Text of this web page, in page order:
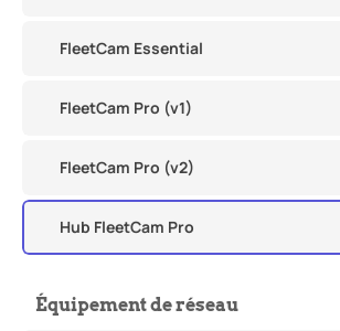
FleetCam Essential
FleetCam Pro (v1)
FleetCam Pro (v2)
Hub FleetCam Pro
Équipement de réseau